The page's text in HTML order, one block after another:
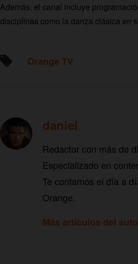
Además, el canal incluye
disciplinas como la danza clásica en
Orange TV
daniel
Redactor con más de
Especializado en
Te contamos el día a
Orange.
Más artículos del